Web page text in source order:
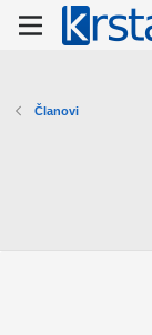
Članovi